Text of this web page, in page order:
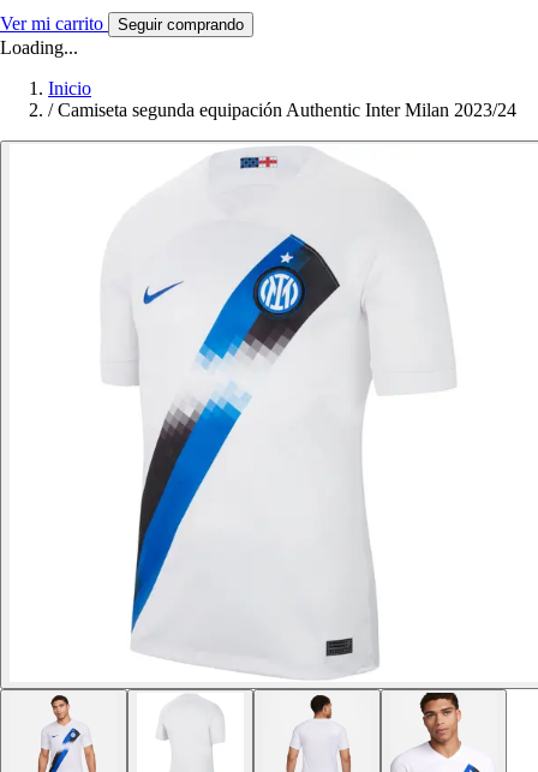
Ver mi carrito Seguir comprando
Loading...
Inicio
/ Camiseta segunda equipación Authentic Inter Milan 2023/24